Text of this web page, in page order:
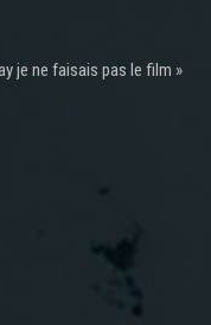
je ne faisais pas le film »